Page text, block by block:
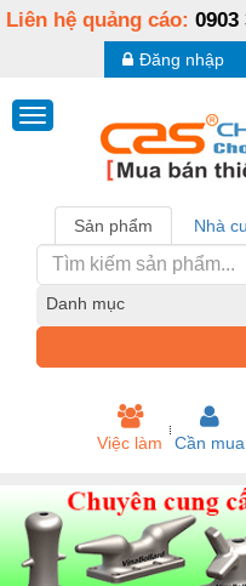
Liên hệ quảng cáo: 0903
Đăng nhập
Sản phẩm Nhà
Danh mục
Việc làm Cần mua